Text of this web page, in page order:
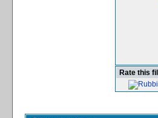
Rate this